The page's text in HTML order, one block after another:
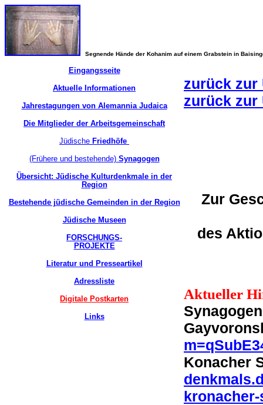
Segnende Hände der Kohanim auf einem Grabstein in
Eingangsseite
Aktuelle Informationen
Jahrestagungen von Alemannia Judaica
Die Mitglieder der Arbeitsgemeinschaft
Jüdische Friedhöfe
(Frühere und bestehende)Synagogen
Übersicht: Jüdische Kulturdenkmale in der
Region
Bestehende jüdische Gemeinden in der Region
Jüdische Museen
FORSCHUNGS-
PROJEKTE
Literatur und Presseartikel
Adressliste
Digitale Postkarten
Links
zurück zur
zurück zur
Zur
des
Aktueller
Konacher